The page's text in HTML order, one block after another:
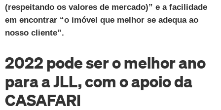
(respeitando os valores de mercado)” e a facilidade
em encontrar “o imóvel que melhor se adequa ao
nosso cliente”.
2022 pode ser o melhor ano
para a JLL, com o apoio da
CASAFARI